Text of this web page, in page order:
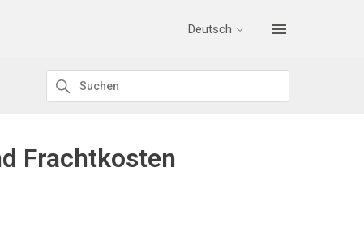
Deutsch
Frachtkosten